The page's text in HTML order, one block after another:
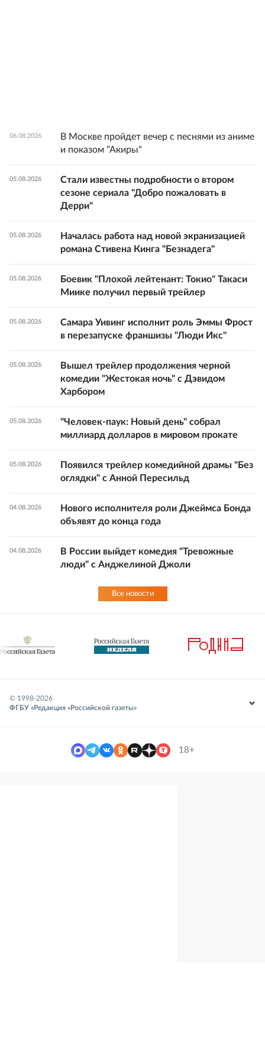
06.08.2026
В Москве пройдет вечер с песнями из аниме
и показом "Акиры"
05.08.2026
Стали известны подробности о втором
сезоне сериала "Добро пожаловать в
Дерри"
05.08.2026
Началась работа над новой экранизацией
романа Стивена Кинга "Безнадега"
05.08.2026
Боевик "Плохой лейтенант: Токио" Такаси
Миике получил первый трейлер
05.08.2026
Самара Уивинг исполнит роль Эммы Фрост
в перезапуске франшизы "Люди Икс"
05.08.2026
Вышел трейлер продолжения черной
комедии "Жестокая ночь" с Дэвидом
Харбором
05.08.2026
"Человек-паук: Новый день" собрал
миллиард долларов в мировом прокате
05.08.2026
Появился трейлер комедийной драмы "Без
оглядки" с Анной Пересильд
04.08.2026
Нового исполнителя роли Джеймса Бонда
объявят до конца года
04.08.2026
В России выйдет комедия "Тревожные
люди" с Анджелиной Джоли
Все новости
© 1998-2026
ФГБУ «Редакция «Российской газеты»
18+